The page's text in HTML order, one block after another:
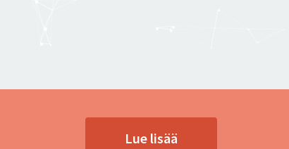
Lue lisää